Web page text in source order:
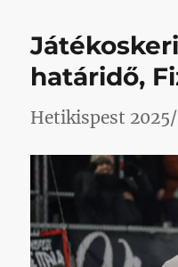
határidő,
Hetikispest